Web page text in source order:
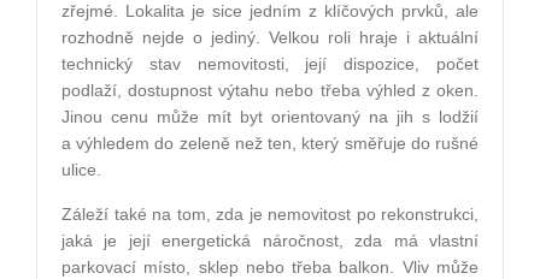
zřejmé. Lokalita je sice jedním z klíčových prvků, ale
rozhodně nejde o jediný. Velkou roli hraje i aktuální
technický stav nemovitosti, její dispozice, počet
podlaží, dostupnost výtahu nebo třeba výhled z oken.
Jinou cenu může mít byt orientovaný na jih s lodžií
a výhledem do zeleně než ten, který směřuje do rušné
ulice.
Záleží také na tom, zda je nemovitost po rekonstrukci,
jaká je její energetická náročnost, zda má vlastní
parkovací místo, sklep nebo třeba balkon. Vliv může